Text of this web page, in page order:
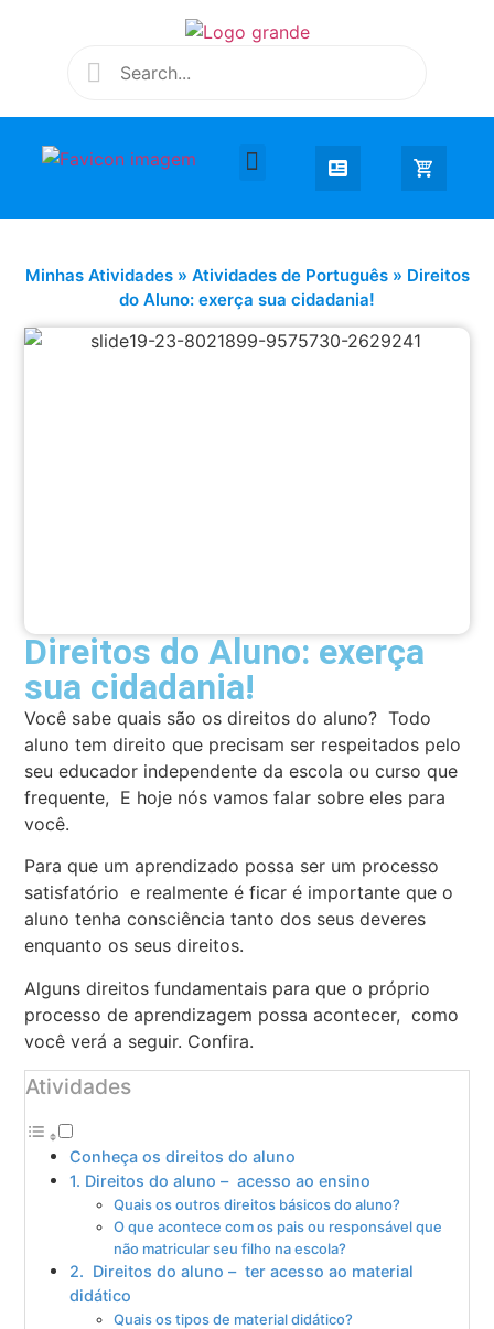
Minhas Atividades» Atividades de Português» Direitos
do Aluno: exerça sua cidadania!
Direitos do Aluno: exerça
sua cidadania!
Você sabe quais são os direitos do aluno? Todo
aluno tem direito que precisam ser respeitados pelo
seu educador independente da escola ou curso que
frequente, E hoje nós vamos falar sobre eles para
você.
Para que um aprendizado possa ser um processo
satisfatório e realmente é ficar é importante que o
aluno tenha consciência tanto dos seus deveres
enquanto os seus direitos.
Alguns direitos fundamentais para que o próprio
processo de aprendizagem possa acontecer, como
você verá a seguir. Confira.
Atividades
Conheça os direitos do aluno
1. Direitos do aluno – acesso ao ensino
Quais os outros direitos básicos do aluno?
O que acontece com os pais ou responsável que
não matricular seu filho na escola?
2. Direitos do aluno – ter acesso ao material
didático
Quais os tipos de material didático?